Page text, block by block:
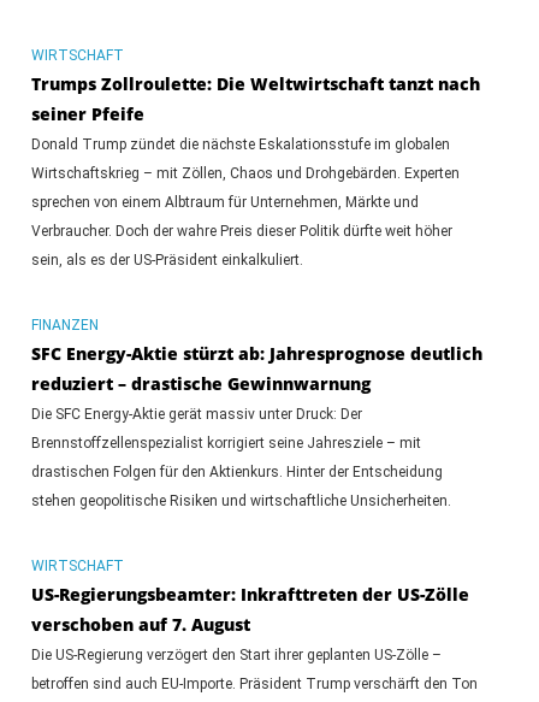
WIRTSCHAFT
Trumps Zollroulette: Die Weltwirtschaft tanzt nach
seiner Pfeife
Donald Trump zündet die nächste Eskalationsstufe im globalen
Wirtschaftskrieg – mit Zöllen, Chaos und Drohgebärden. Experten
sprechen von einem Albtraum für Unternehmen, Märkte und
Verbraucher. Doch der wahre Preis dieser Politik dürfte weit höher
sein, als es der US-Präsident einkalkuliert.
FINANZEN
SFC Energy-Aktie stürzt ab: Jahresprognose deutlich
reduziert – drastische Gewinnwarnung
Die SFC Energy-Aktie gerät massiv unter Druck: Der
Brennstoffzellenspezialist korrigiert seine Jahresziele – mit
drastischen Folgen für den Aktienkurs. Hinter der Entscheidung
stehen geopolitische Risiken und wirtschaftliche Unsicherheiten.
WIRTSCHAFT
US-Regierungsbeamter: Inkrafttreten der US-Zölle
verschoben auf 7. August
Die US-Regierung verzögert den Start ihrer geplanten US-Zölle –
betroffen sind auch EU-Importe. Präsident Trump verschärft den Ton